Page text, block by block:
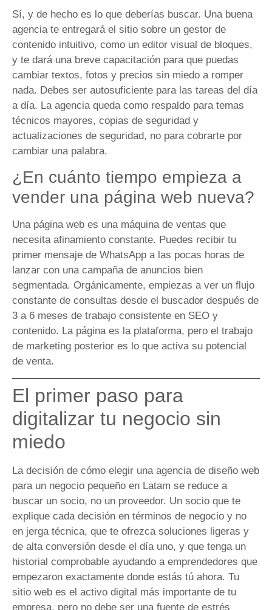
Sí, y de hecho es lo que deberías buscar. Una buena
agencia te entregará el sitio sobre un gestor de
contenido intuitivo, como un editor visual de bloques,
y te dará una breve capacitación para que puedas
cambiar textos, fotos y precios sin miedo a romper
nada. Debes ser autosuficiente para las tareas del día
a día. La agencia queda como respaldo para temas
técnicos mayores, copias de seguridad y
actualizaciones de seguridad, no para cobrarte por
cambiar una palabra.
¿En cuánto tiempo empieza a
vender una página web nueva?
Una página web es una máquina de ventas que
necesita afinamiento constante. Puedes recibir tu
primer mensaje de WhatsApp a las pocas horas de
lanzar con una campaña de anuncios bien
segmentada. Orgánicamente, empiezas a ver un flujo
constante de consultas desde el buscador después de
3 a 6 meses de trabajo consistente en SEO y
contenido. La página es la plataforma, pero el trabajo
de marketing posterior es lo que activa su potencial
de venta.
El primer paso para
digitalizar tu negocio sin
miedo
La decisión de cómo elegir una agencia de diseño web
para un negocio pequeño en Latam se reduce a
buscar un socio, no un proveedor. Un socio que te
explique cada decisión en términos de negocio y no
en jerga técnica, que te ofrezca soluciones ligeras y
de alta conversión desde el día uno, y que tenga un
historial comprobable ayudando a emprendedores que
empezaron exactamente donde estás tú ahora. Tu
sitio web es el activo digital más importante de tu
empresa, pero no debe ser una fuente de estrés